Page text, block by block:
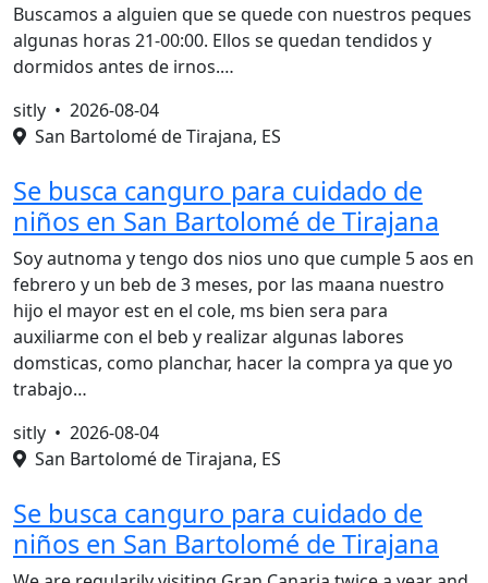
Buscamos a alguien que se quede con nuestros peques
algunas horas 21-00:00. Ellos se quedan tendidos y
dormidos antes de irnos.…
sitly • 2026-08-04
San Bartolomé de Tirajana, ES
Se busca canguro para cuidado de
niños en San Bartolomé de Tirajana
Soy autnoma y tengo dos nios uno que cumple 5 aos en
febrero y un beb de 3 meses, por las maana nuestro
hijo el mayor est en el cole, ms bien sera para
auxiliarme con el beb y realizar algunas labores
domsticas, como planchar, hacer la compra ya que yo
trabajo…
sitly • 2026-08-04
San Bartolomé de Tirajana, ES
Se busca canguro para cuidado de
niños en San Bartolomé de Tirajana